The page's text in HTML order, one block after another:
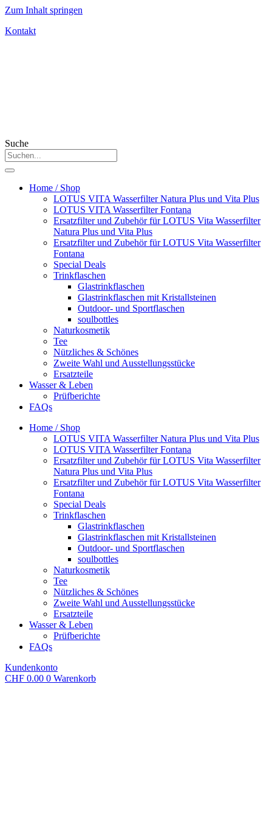
Zum Inhalt springen
Kontakt
Suche
Home / Shop
LOTUS VITA Wasserfilter Natura Plus und Vita Plus
LOTUS VITA Wasserfilter Fontana
Ersatzfilter und Zubehör für LOTUS Vita Wasserfilter
Natura Plus und Vita Plus
Ersatzfilter und Zubehör für LOTUS Vita Wasserfilter
Fontana
Special Deals
Trinkflaschen
Glastrinkflaschen
Glastrinkflaschen mit Kristallsteinen
Outdoor- und Sportflaschen
soulbottles
Naturkosmetik
Tee
Nützliches & Schönes
Zweite Wahl und Ausstellungsstücke
Ersatzteile
Wasser & Leben
Prüfberichte
FAQs
Home / Shop
LOTUS VITA Wasserfilter Natura Plus und Vita Plus
LOTUS VITA Wasserfilter Fontana
Ersatzfilter und Zubehör für LOTUS Vita Wasserfilter
Natura Plus und Vita Plus
Ersatzfilter und Zubehör für LOTUS Vita Wasserfilter
Fontana
Special Deals
Trinkflaschen
Glastrinkflaschen
Glastrinkflaschen mit Kristallsteinen
Outdoor- und Sportflaschen
soulbottles
Naturkosmetik
Tee
Nützliches & Schönes
Zweite Wahl und Ausstellungsstücke
Ersatzteile
Wasser & Leben
Prüfberichte
FAQs
Kundenkonto
CHF 0.00 0 Warenkorb